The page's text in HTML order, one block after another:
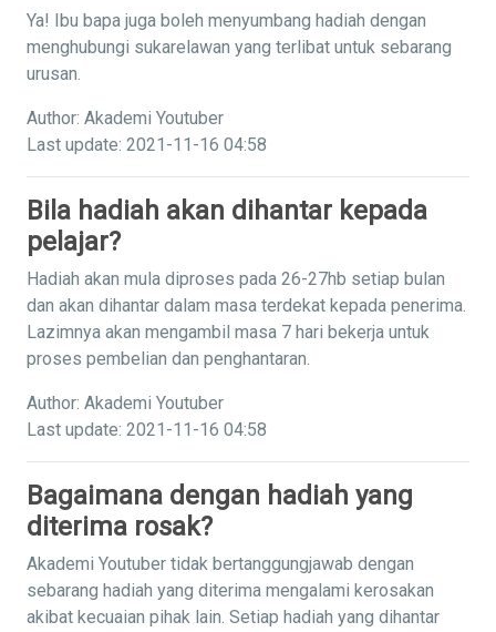
Ya! Ibu bapa juga boleh menyumbang hadiah dengan
menghubungi sukarelawan yang terlibat untuk sebarang
urusan.
Author: Akademi Youtuber
Last update: 2021-11-16 04:58
Bila hadiah akan dihantar kepada
pelajar?
Hadiah akan mula diproses pada 26-27hb setiap bulan
dan akan dihantar dalam masa terdekat kepada penerima.
Lazimnya akan mengambil masa 7 hari bekerja untuk
proses pembelian dan penghantaran.
Author: Akademi Youtuber
Last update: 2021-11-16 04:58
Bagaimana dengan hadiah yang
diterima rosak?
Akademi Youtuber tidak bertanggungjawab dengan
sebarang hadiah yang diterima mengalami kerosakan
akibat kecuaian pihak lain. Setiap hadiah yang dihantar